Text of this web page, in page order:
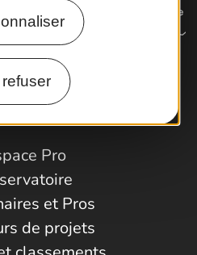
venir ?
Pro
et Pros
de projets